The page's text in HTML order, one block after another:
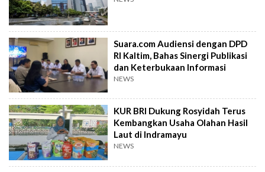
Suara.com Audiensi dengan DPD
RI Kaltim, Bahas Sinergi Publikasi
dan Keterbukaan Informasi
NEWS
KUR BRI Dukung Rosyidah Terus
Kembangkan Usaha Olahan Hasil
Laut di Indramayu
NEWS